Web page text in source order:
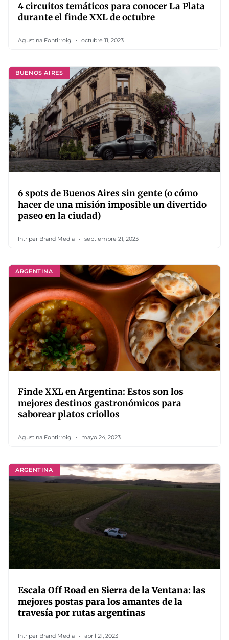
4 circuitos temáticos para conocer La Plata
durante el finde XXL de octubre
Agustina Fontirroig octubre 11, 2023
BUENOS AIRES
6 spots de Buenos Aires sin gente (o cómo
hacer de una misión imposible un divertido
paseo en la ciudad)
Intriper Brand Media septiembre 21, 2023
ARGENTINA
Finde XXL en Argentina: Estos son los
mejores destinos gastronómicos para
saborear platos criollos
Agustina Fontirroig mayo 24, 2023
ARGENTINA
Escala Off Road en Sierra de la Ventana: las
mejores postas para los amantes de la
travesía por rutas argentinas
Intriper Brand Media abril 21, 2023